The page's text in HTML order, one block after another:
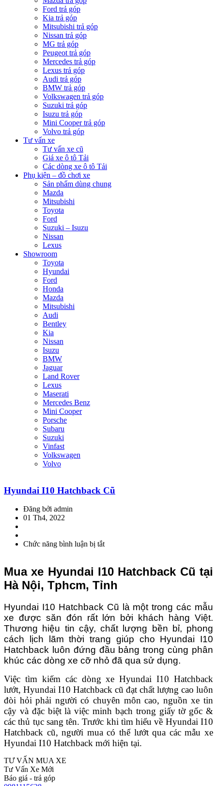
Ford trả góp
Kia trả góp
Mitsubishi trả góp
Nissan trả góp
MG trả góp
Peugeot trả góp
Mercedes trả góp
Lexus trả góp
Audi trả góp
BMW trả góp
Volkswagen trả góp
Suzuki trả góp
Isuzu trả góp
Mini Cooper trả góp
Volvo trả góp
Tư vấn xe
Tư vấn xe cũ
Giá xe ô tô Tải
Các dòng xe ô tô Tải
Phụ kiện – đồ chơi xe
Sản phẩm dùng chung
Mazda
Mitsubishi
Toyota
Ford
Suzuki – Isuzu
Nissan
Lexus
Showroom
Toyota
Hyundai
Ford
Honda
Mazda
Mitsubishi
Audi
Bentley
Kia
Nissan
Isuzu
BMW
Jaguar
Land Rover
Lexus
Maserati
Mercedes Benz
Mini Cooper
Porsche
Subaru
Suzuki
Vinfast
Volkswagen
Volvo
Hyundai I10 Hatchback Cũ
Đăng bởi admin
01 Th4, 2022
Chức năng bình luận bị tắtở
Hatchback
Cũ
Mua xe Hyundai I10 Hatchback Cũ tại
Hà Nội, Tphcm, Tỉnh
Hyundai I10 Hatchback Cũ là một trong các mẫu
xe được săn đón rất lớn bởi khách hàng Việt.
Thương hiệu tin cậy, chất lượng bền bỉ, phong
cách lịch lãm thời trang giúp cho Hyundai I10
Hatchback luôn đứng đầu bảng trong cùng phân
khúc các dòng xe cỡ nhỏ đã qua sử dụng.
Việc tìm kiếm các dòng xe Hyundai I10 Hatchback
lướt, Hyundai I10 Hatchback cũ đạt chất lượng cao luôn
đòi hỏi phải người có chuyên môn cao, nguồn xe tin
cậy và đặc biệt là việc minh bạch trong giấy tờ gốc &
các thủ tục sang tên. Trước khi tìm hiểu về Hyundai I10
Hatchback cũ, người mua có thể lướt qua các mẫu xe
Hyundai I10 Hatchback mới hiện tại.
TƯ VẤN MUA XE
Tư Vấn Xe Mới
Báo giá - trả góp